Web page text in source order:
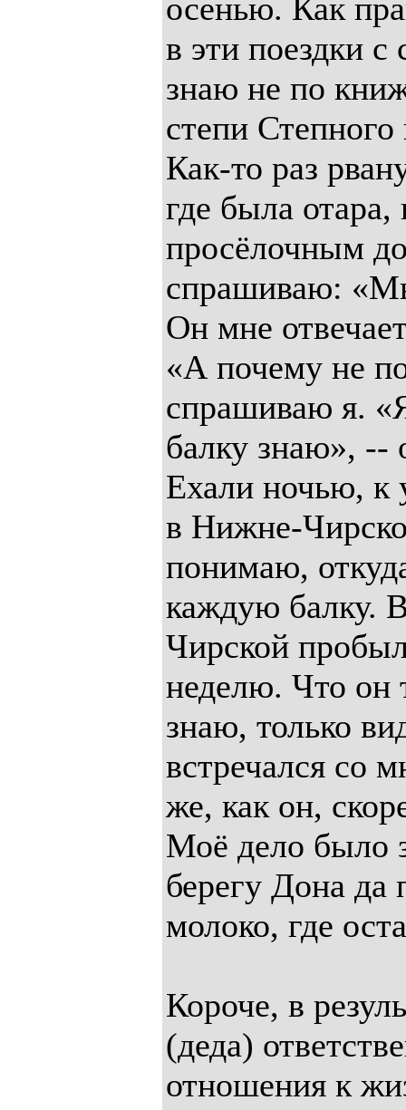
осенью. Как
в эти поездки с
знаю не по
степи
Как-то раз
где была отара,
просёлочным
спрашиваю:
Он мне
«А почему не
спрашиваю я.
балку знаю», --
Ехали ночью, к
в Нижне-
понимаю,
каждую балку.
Чирской
неделю. Что он
знаю, только
встречался со
же, как он,
Моё дело было
берегу Дона да
молоко, где
Короче, в
(деда)
отношения к